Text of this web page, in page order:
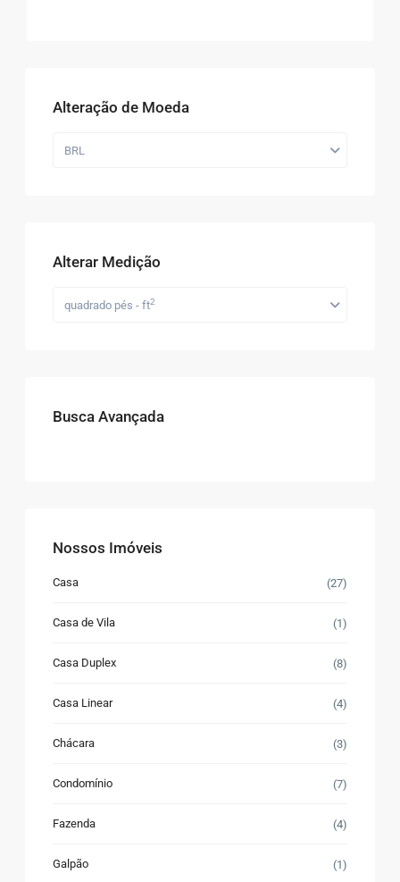
Alteração de Moeda
BRL
Alterar Medição
quadrado pés - ft2
Busca Avançada
Nossos Imóveis
Casa (27)
Casa de Vila (1)
Casa Duplex (8)
Casa Linear (4)
Chácara (3)
Condomínio (7)
Fazenda (4)
Galpão (1)